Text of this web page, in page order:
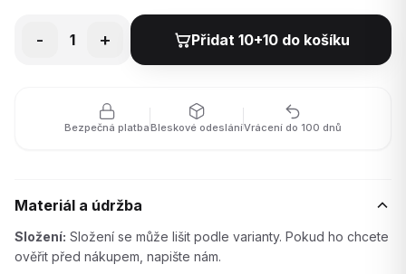
- 1 + Přidat 10+10 do košíku
Bezpečná platbaBleskové odesláníVrácení do 100 dnů
Materiál a údržba
Složení: Složení se může lišit podle varianty. Pokud ho chcete
ověřit před nákupem, napište nám.